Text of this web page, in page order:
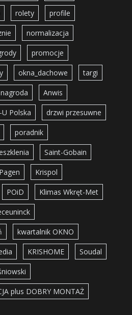
rolety profile
normalizacja
promocje
okna_dachowe targi
nagroda Anwis
U Polska drzwi przesuwne
poradnik
Saint-Gobain
Pagen Krispol
POiD Klimas Wkręt-Met
kwartalnik OKNO
KRISHOME Soudal
plus DOBRY MONTAŻ